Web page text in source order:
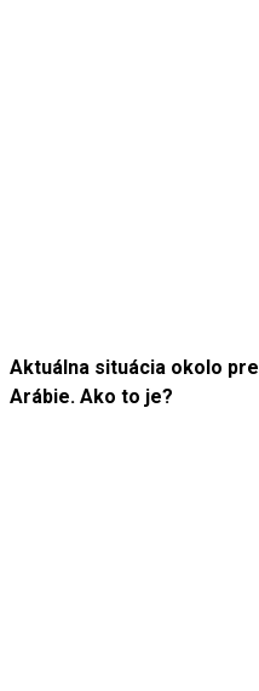
Aktuálna situácia okolo
Arábie. Ako to je?